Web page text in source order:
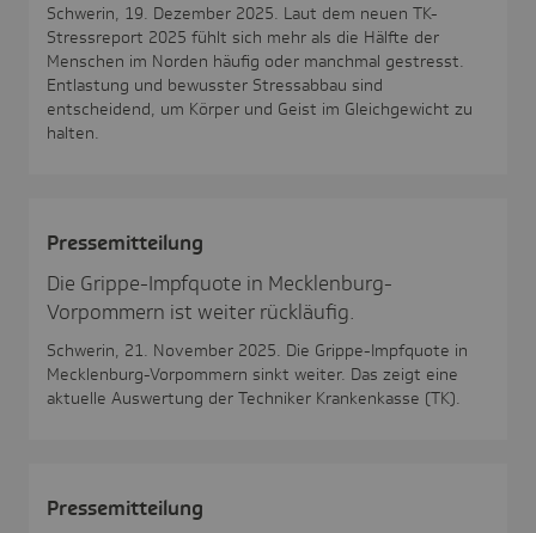
Schwerin, 19. Dezember 2025. Laut dem neuen TK-
Stressreport 2025 fühlt sich mehr als die Hälfte der
Menschen im Norden häufig oder manchmal gestresst.
Entlastung und bewusster Stressabbau sind
entscheidend, um Körper und Geist im Gleichgewicht zu
halten.
Pres­se­mit­tei­lung
Die Grippe-Impfquote in Mecklenburg-
Vorpommern ist weiter rückläufig.
Schwerin, 21. November 2025. Die Grippe-Impfquote in
Mecklenburg-Vorpommern sinkt weiter. Das zeigt eine
aktuelle Auswertung der Techniker Krankenkasse (TK).
Pres­se­mit­tei­lung